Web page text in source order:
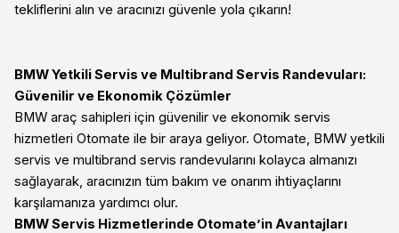
tekliflerini alın ve aracınızı güvenle yola çıkarın!
BMW Yetkili Servis ve Multibrand Servis Randevuları:
Güvenilir ve Ekonomik Çözümler
BMW araç sahipleri için güvenilir ve ekonomik servis
hizmetleri Otomate ile bir araya geliyor. Otomate, BMW yetkili
servis ve multibrand servis randevularını kolayca almanızı
sağlayarak, aracınızın tüm bakım ve onarım ihtiyaçlarını
karşılamanıza yardımcı olur.
BMW Servis Hizmetlerinde Otomate’in Avantajları